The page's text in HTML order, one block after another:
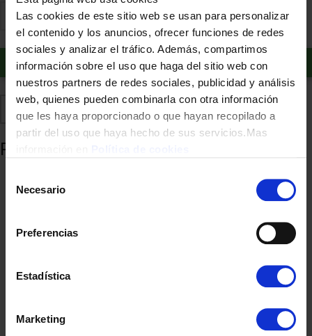
Las cookies de este sitio web se usan para personalizar
el contenido y los anuncios, ofrecer funciones de redes
sociales y analizar el tráfico. Además, compartimos
información sobre el uso que haga del sitio web con
nuestros partners de redes sociales, publicidad y análisis
web, quienes pueden combinarla con otra información
que les haya proporcionado o que hayan recopilado a
partir del uso que haya hecho de sus servicios.Mas
Necesario
Preferencias
Estadística
Marketing
Añadir al carrito
Añadir a favoritos
Productos relacionados
CUCHILLO TEFAL PERFECT RESIST SET 3 CHEF,MULTI,PEL